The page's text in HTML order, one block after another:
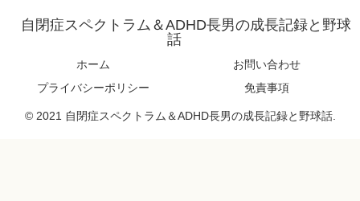
自閉症スペクトラム＆ADHD長男の成長記録と野球
話
ホーム
お問い合わせ
プライバシーポリシー
免責事項
© 2021 自閉症スペクトラム＆ADHD長男の成長記録と野球話.